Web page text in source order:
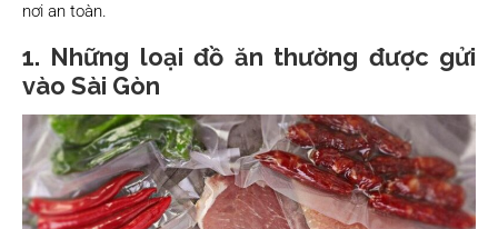
nơi an toàn.
1. Những loại đồ ăn thường được gửi
vào Sài Gòn